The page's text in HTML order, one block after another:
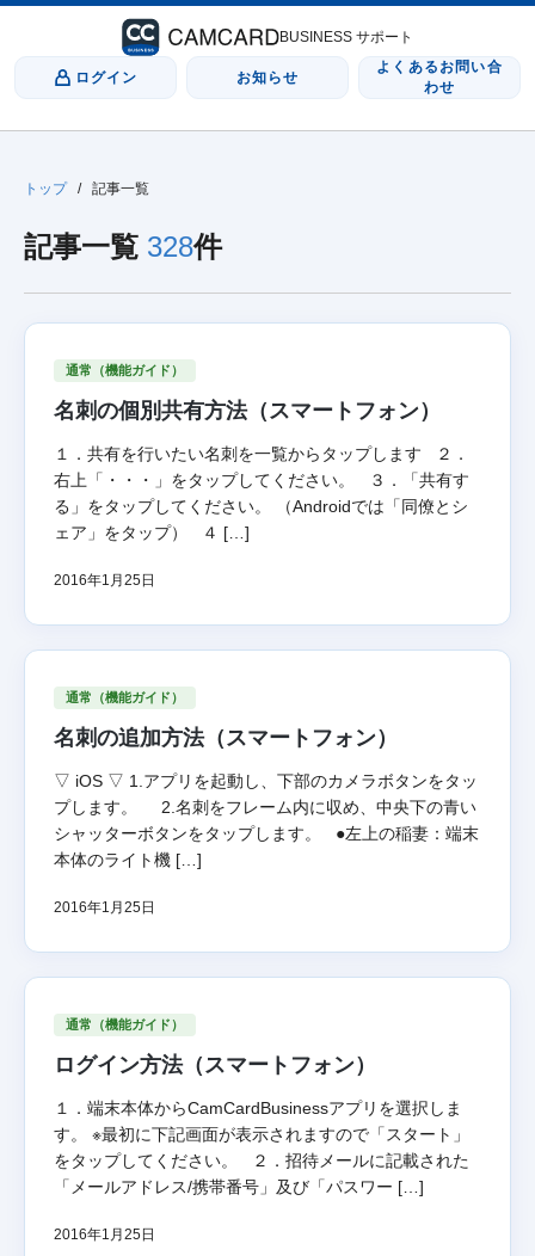
BUSINESS サポート
ログイン お知らせ
よくあるお問い合
わせ
トップ / 記事一覧
記事一覧 328件
通常（機能ガイド）
名刺の個別共有方法（スマートフォン）
１．共有を行いたい名刺を一覧からタップします ２．
右上「・・・」をタップしてください。 ３．「共有す
る」をタップしてください。 （Androidでは「同僚とシ
ェア」をタップ） ４ […]
2016年1月25日
通常（機能ガイド）
名刺の追加方法（スマートフォン）
▽ iOS ▽ 1.アプリを起動し、下部のカメラボタンをタッ
プします。 2.名刺をフレーム内に収め、中央下の青い
シャッターボタンをタップします。 ●左上の稲妻：端末
本体のライト機 […]
2016年1月25日
通常（機能ガイド）
ログイン方法（スマートフォン）
１．端末本体からCamCardBusinessアプリを選択しま
す。 ※最初に下記画面が表示されますので「スタート」
をタップしてください。 ２．招待メールに記載された
「メールアドレス/携帯番号」及び「パスワー […]
2016年1月25日